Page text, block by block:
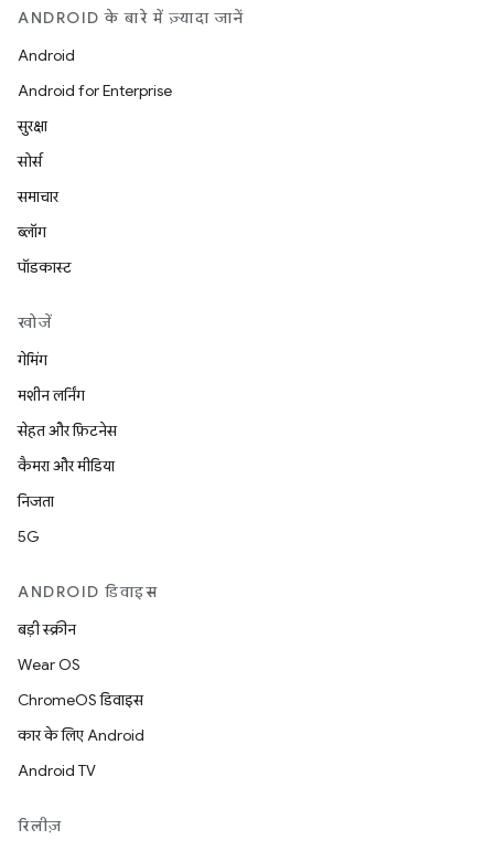
ANDROID के बारे में ज़्यादा जानें
Android
Android for Enterprise
सुरक्षा
सोर्स
समाचार
ब्लॉग
पॉडकास्ट
खोजें
गेमिंग
मशीन लर्निंग
सेहत और फ़िटनेस
कैमरा और मीडिया
निजता
5G
ANDROID डिवाइस
बड़ी स्क्रीन
Wear OS
ChromeOS डिवाइस
कार के लिए Android
Android TV
रिलीज़